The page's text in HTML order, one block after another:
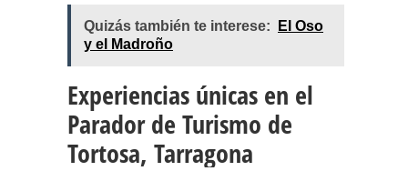
Quizás también te interese:
El Oso
y el Madroño
Experiencias únicas en el
Parador de Turismo de
Tortosa, Tarragona